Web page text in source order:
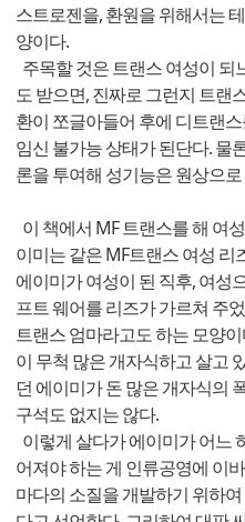
스트로젠을, 환원을 위해서는
양이다.
주목할 것은 트랜스 여성이 되
도 받으면, 진짜로 그런지 트랜
환이 쪼글아들어 후에 디트랜
임신 불가능 상태가 된단다. 물
론을 투여해 성기능은 원상으
이 책에서 MF 트랜스를 해 여
이미는 같은 MF트랜스 여성 리
에이미가 여성이 된 직후, 여성
프트 웨어를 리즈가 가르쳐 주
트랜스 엄마라고도 하는 모양
이 무척 많은 개자식하고 살고
던 에이미가 돈 많은 개자식의
구석도 없지는 않다.
이렇게 살다가 에이미가 어느
어져야 하는 게 인류공영에 이
마다의 소질을 개발하기 위하